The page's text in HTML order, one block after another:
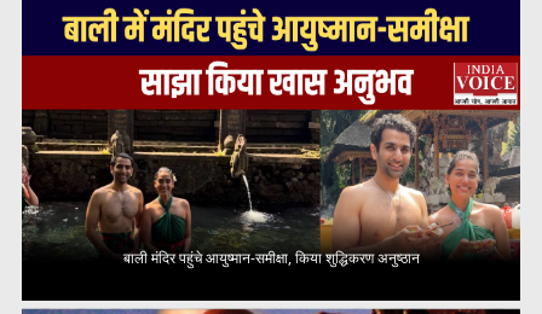
बाली मंदिर पहुंचे आयुष्मान-समीक्षा, किया शुद्धिकरण अनुष्ठान